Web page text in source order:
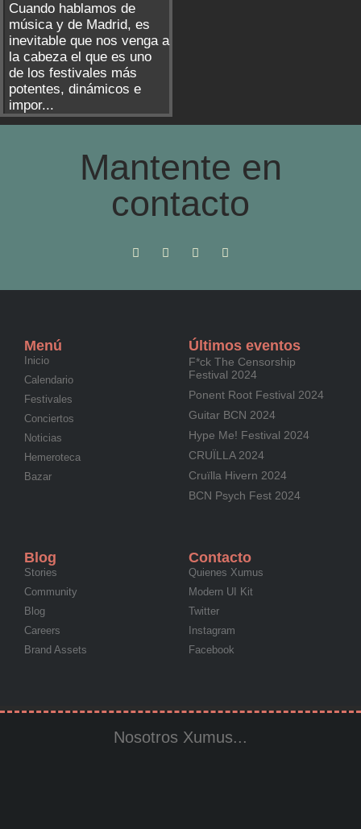
Cuando hablamos de
música y de Madrid, es
inevitable que nos venga a
la cabeza el que es uno
de los festivales más
potentes, dinámicos e
impor...
Mantente en
contacto
Menú
Inicio
Calendario
Festivales
Conciertos
Noticias
Hemeroteca
Bazar
Últimos eventos
F*ck The Censorship
Festival 2024
Ponent Root Festival 2024
Guitar BCN 2024
Hype Me! Festival 2024
CRUÏLLA 2024
Cruïlla Hivern 2024
BCN Psych Fest 2024
Blog
Stories
Community
Blog
Careers
Brand Assets
Contacto
Quienes Xumus
Modern UI Kit
Twitter
Instagram
Facebook
Nosotros Xumus...